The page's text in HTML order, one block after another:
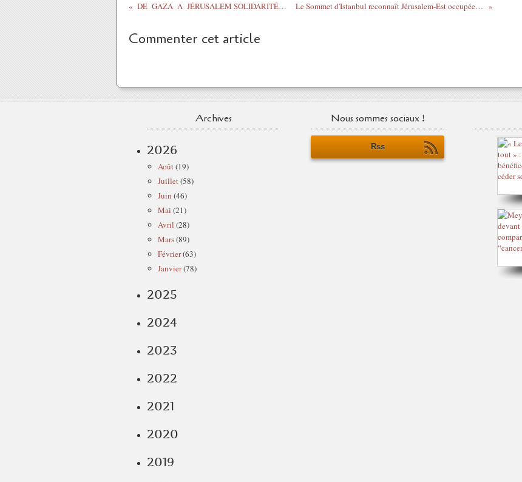
DE GAZA A JÉRUSALEM SOLIDARITÉ AVEC LA PALESTINE Le Sommet d'Istanbul reconnaît Jérusalem-Est occupée comme capitale de la Palestine
Commenter cet article
Archives
2026
Août(19)
Juillet(58)
Juin (46)
Mai (21)
Avril (28)
Mars(89)
Février(63)
Janvier(78)
2025
2024
2023
2022
2021
2020
2019
Nous sommes sociaux !
Rss